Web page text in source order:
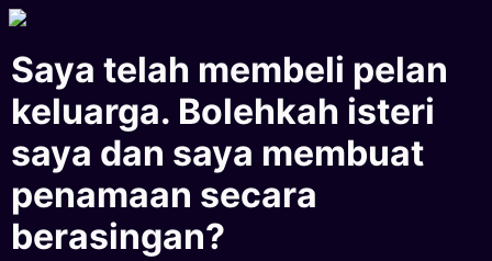
Saya telah membeli pelan
keluarga. Bolehkah isteri
saya dan saya membuat
penamaan secara
berasingan?